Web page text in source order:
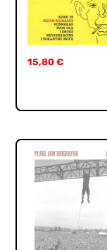
15,80€